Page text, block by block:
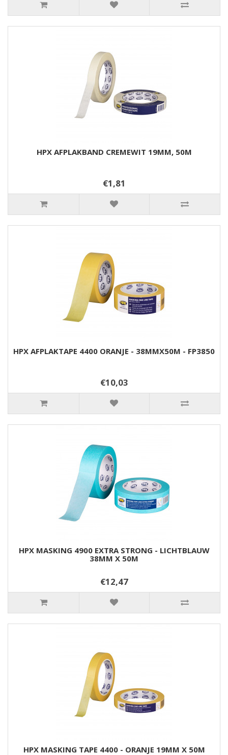
HPX AFPLAKBAND CREMEWIT 19MM, 50M
€1,81
HPX AFPLAKTAPE 4400 ORANJE - 38MMX50M - FP3850
€10,03
HPX MASKING 4900 EXTRA STRONG - LICHTBLAUW
38MM X 50M
€12,47
HPX MASKING TAPE 4400 - ORANJE 19MM X 50M